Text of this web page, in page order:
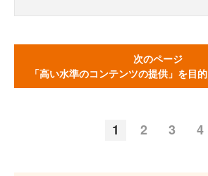
次のページ
「高い水準のコンテンツの提供」を目
1 2 3 4